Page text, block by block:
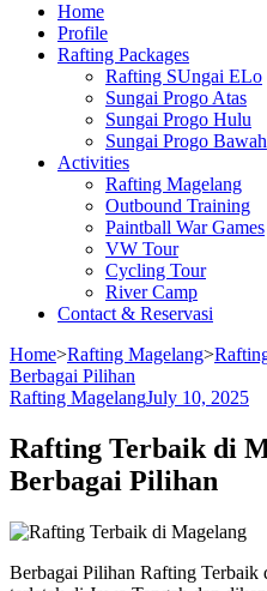
Home
Profile
Rafting Packages
Rafting SUngai ELo
Sungai Progo Atas
Sungai Progo Hulu
Sungai Progo Bawah
Activities
Rafting Magelang
Outbound Training
Paintball War Games
VW Tour
Cycling Tour
River Camp
Contact & Reservasi
Home>Rafting Magelang>
Berbagai Pilihan
Rafting MagelangJuly 10, 2025
Rafting Terbaik di
Berbagai Pilihan
Berbagai Pilihan Rafting Terbaik